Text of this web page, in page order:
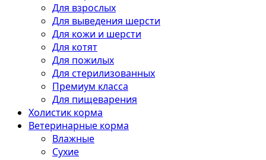
Для взрослых
Для выведения шерсти
Для кожи и шерсти
Для котят
Для пожилых
Для стерилизованных
Премиум класса
Для пищеварения
Холистик корма
Ветеринарные корма
Влажные
Сухие